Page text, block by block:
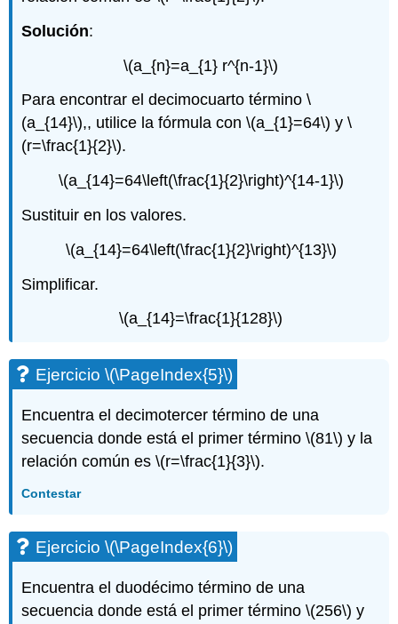
Solución:
\(a_{n}=a_{1} r^{n-1}\)
Para encontrar el decimocuarto término\
(a_{14}\),, utilice la fórmula con\(a_{1}=64\) y\
(r=\frac{1}{2}\).
\(a_{14}=64\left(\frac{1}{2}\right)^{14-1}\)
Sustituir en los valores.
\(a_{14}=64\left(\frac{1}{2}\right)^{13}\)
Simplificar.
\(a_{14}=\frac{1}{128}\)
Ejercicio\(\PageIndex{5}\)
Encuentra el decimotercer término de una
secuencia donde está el primer término\(81\) y la
relación común es\(r=\frac{1}{3}\).
Contestar
Ejercicio\(\PageIndex{6}\)
Encuentra el duodécimo término de una
secuencia donde está el primer término\(256\) y